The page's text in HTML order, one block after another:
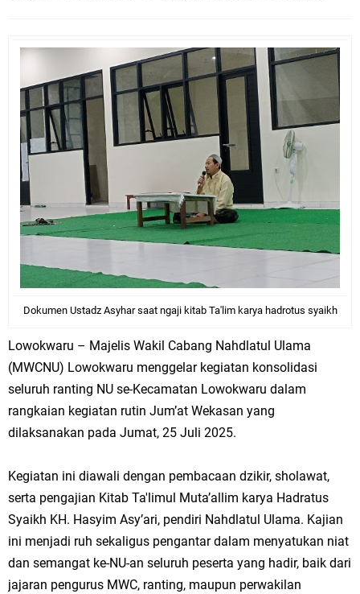
Dokumen Ustadz Asyhar saat ngaji kitab Ta'lim karya hadrotus syaikh
Lowokwaru – Majelis Wakil Cabang Nahdlatul Ulama
(MWCNU) Lowokwaru menggelar kegiatan konsolidasi
seluruh ranting NU se-Kecamatan Lowokwaru dalam
rangkaian kegiatan rutin Jum’at Wekasan yang
dilaksanakan pada Jumat, 25 Juli 2025.
Kegiatan ini diawali dengan pembacaan dzikir, sholawat,
serta pengajian Kitab Ta'limul Muta’allim karya Hadratus
Syaikh KH. Hasyim Asy’ari, pendiri Nahdlatul Ulama. Kajian
ini menjadi ruh sekaligus pengantar dalam menyatukan niat
dan semangat ke-NU-an seluruh peserta yang hadir, baik dari
jajaran pengurus MWC, ranting, maupun perwakilan